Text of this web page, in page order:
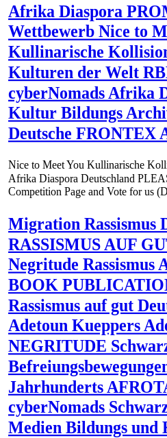
Afrika Diaspora
Wettbewerb Nice to
Kullinarische
Kulturen der Welt
cyberNomads Afrika
Kultur Bildungs
Deutsche FRONTEX
Nice to Meet You Kullinarische
Afrika Diaspora Deutschland
Competition Page and Vote for us
Migration Rassismus
RASSISMUS AUF
Negritude Rassismus
BOOK
Rassismus auf gut
Adetoun Kueppers
NEGRITUDE
Jahrhunderts
cyberNomads
Medien Bildungs